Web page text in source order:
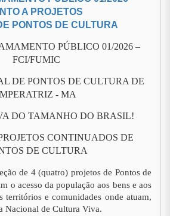
A PROJETOS
PONTOS DE CULTURA
PÚBLICO 01/2026 –
FCI/FUMIC
DE PONTOS DE CULTURA DE
- MA
DO TAMANHO DO BRASIL!
CONTINUADOS DE
DE CULTURA
de 4 (quatro) projetos de Pontos de
o acesso da população aos bens e aos
territórios e comunidades onde atuam,
Nacional de Cultura Viva.